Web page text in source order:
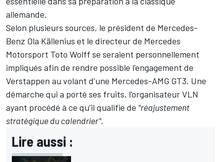
allemande.
Selon plusieurs sources, le président de Mercedes-
Benz Ola Källenius et le directeur de Mercedes
Motorsport Toto Wolff se seraient personnellement
impliqués afin de rendre possible l'engagement de
Verstappen au volant d'une Mercedes-AMG GT3. Une
démarche qui a porté ses fruits, l'organisateur VLN
ayant procédé à ce qu'il qualifie de "réajustement
stratégique du calendrier".
Lire aussi :